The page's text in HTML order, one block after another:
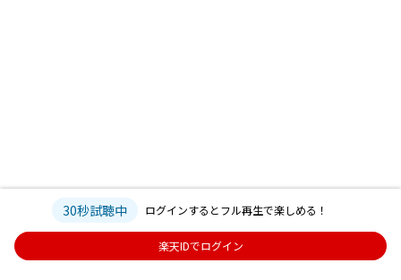
30秒試聴中 ログインするとフル再生で楽しめる！
楽天IDでログイン